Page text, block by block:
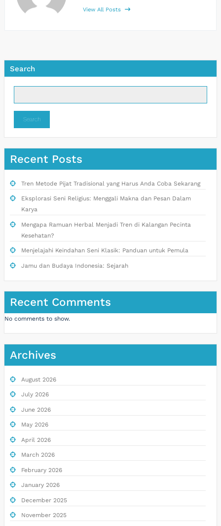
View All Posts
Search
Search
Recent Posts
Tren Metode Pijat Tradisional yang Harus Anda Coba Sekarang
Eksplorasi Seni Religius: Menggali Makna dan Pesan Dalam
Karya
Mengapa Ramuan Herbal Menjadi Tren di Kalangan Pecinta
Kesehatan?
Menjelajahi Keindahan Seni Klasik: Panduan untuk Pemula
Jamu dan Budaya Indonesia: Sejarah
Recent Comments
No comments to show.
Archives
August 2026
July 2026
June 2026
May 2026
April 2026
March 2026
February 2026
January 2026
December 2025
November 2025